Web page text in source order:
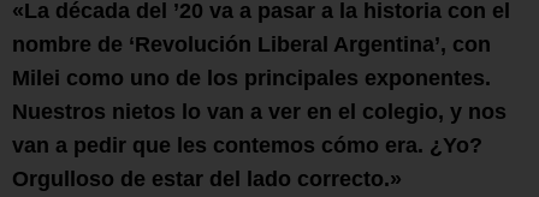
«La década del ’20 va a pasar a la historia con el
nombre de ‘Revolución Liberal Argentina’, con
Milei como uno de los principales exponentes.
Nuestros nietos lo van a ver en el colegio, y nos
van a pedir que les contemos cómo era. ¿Yo?
Orgulloso de estar del lado correcto.»